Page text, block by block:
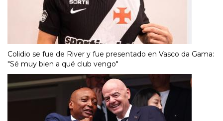
Colidio se fue de River y fue presentado en Vasco da Gama:
"Sé muy bien a qué club vengo"